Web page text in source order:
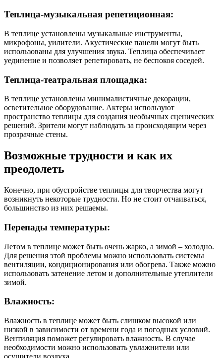
Теплица-музыкальная репетиционная:
В теплице установлены музыкальные инструменты,
микрофоны, уилители. Акустические панели могут быть
использованы для улучшения звука. Теплица обеспечивает
уединение и позволяет репетировать, не беспокоя соседей.
Теплица-театральная площадка:
В теплице установлены минималистичные декорации,
осветительное оборудование. Актеры используют
пространство теплицы для создания необычных сценических
решений. Зрители могут наблюдать за происходящим через
прозрачные стены.
Возможные трудности и как их
преодолеть
Конечно, при обустройстве теплицы для творчества могут
возникнуть некоторые трудности. Но не стоит отчаиваться,
большинство из них решаемы.
Перепады температуры:
Летом в теплице может быть очень жарко, а зимой – холодно.
Для решения этой проблемы можно использовать системы
вентиляции, кондиционирования или обогрева. Также можно
использовать затенение летом и дополнительные утеплители
зимой.
Влажность:
Влажность в теплице может быть слишком высокой или
низкой в зависимости от времени года и погодных условий.
Вентиляция поможет регулировать влажность. В случае
необходимости можно использовать увлажнители или
осушители воздуха.